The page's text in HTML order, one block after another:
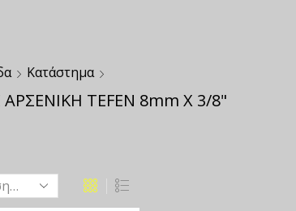
Κατάστημα
TEFEN 8mm X 3/8"